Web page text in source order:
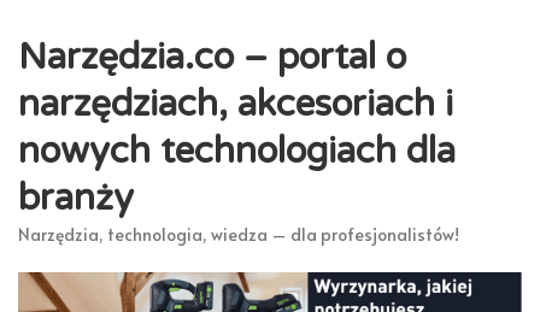
Narzędzia.co – portal o
narzędziach, akcesoriach i
nowych technologiach dla
branży
Narzędzia, technologia, wiedza – dla profesjonalistów!